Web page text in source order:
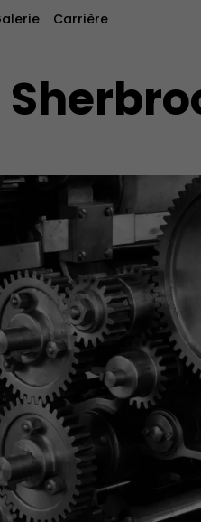
Carrière